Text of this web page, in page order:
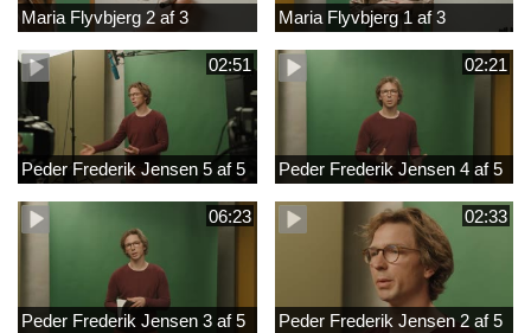
Maria Flyvbjerg 2 af 3 Maria Flyvbjerg 1 af 3
02:51
Peder Frederik Jensen 5 af 5
02:21
Peder Frederik Jensen 4 af 5
06:23
Peder Frederik Jensen 3 af 5
02:33
Peder Frederik Jensen 2 af 5